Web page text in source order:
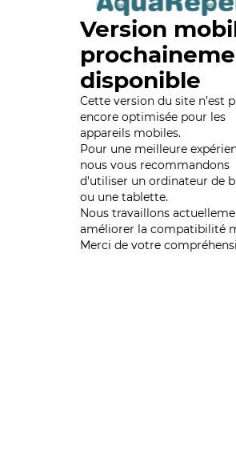
Version
disponible
Cette version du site n’est
encore optimisée pour les
appareils mobiles.
Pour une meilleure
nous vous recommandons
d'utiliser un ordinateur de
ou une tablette.
Nous travaillons
améliorer la compatibilité
Merci de votre